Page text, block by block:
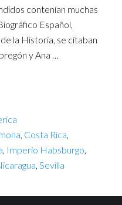
contenían muchas
Español,
la Historia, se citaban
y Ana …
, Costa Rica,
, Imperio Habsburgo,
, Sevilla